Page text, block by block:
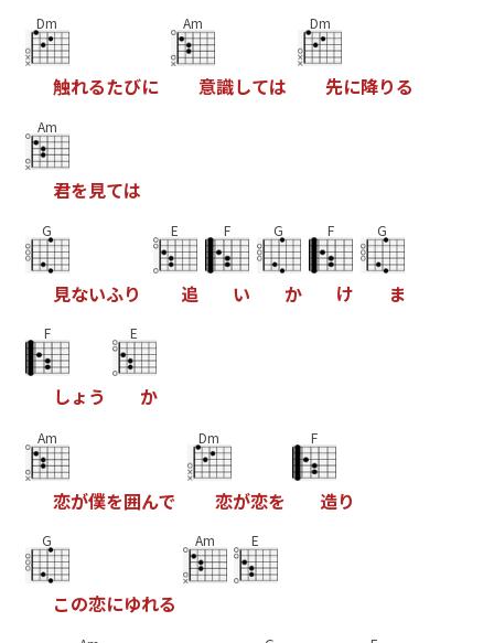
Dm
触れるたびに
Am
意識しては
Dm
先に降りる
Am
君を見ては
G
見ないふり
E
追
F
い
G
か
F
け
G
ま
F
しょ う
E
か
Am
恋が僕を囲んで
Dm
恋が恋を
F
造り
G
この恋にゆれる
Am E